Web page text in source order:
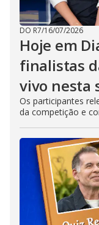
DO R7/16/07/2026
Hoje em
finalistas
vivo nesta
Os participantes
da competição e